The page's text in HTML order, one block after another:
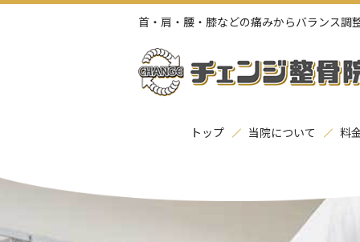
首・肩・腰・膝などの痛みからバランス調
トップ 当院について 料